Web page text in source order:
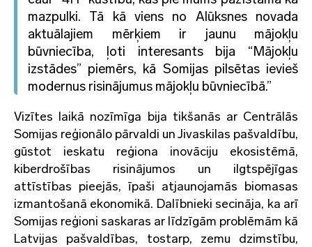
mazpulki. Tā kā viens no Alūksnes novada
aktuālajiem mērķiem ir jaunu mājokļu
būvniecība, ļoti interesants bija “Mājokļu
izstādes” piemērs, kā Somijas pilsētas ievieš
modernus risinājumus mājokļu būvniecībā.”
Vizītes laikā nozīmīga bija tikšanās ar Centrālās
Somijas reģionālo pārvaldi unJivaskilas pašvaldību,
gūstot ieskatu reģiona inovāciju ekosistēmā,
kiberdrošības risinājumos un ilgtspējīgas
attīstības pieejās, īpaši atjaunojamās biomasas
izmantošanā ekonomikā. Dalībnieki secināja, ka arī
Somijas reģioni saskaras ar līdzīgām problēmām kā
Latvijas pašvaldības, tostarp, zemu dzimstību,